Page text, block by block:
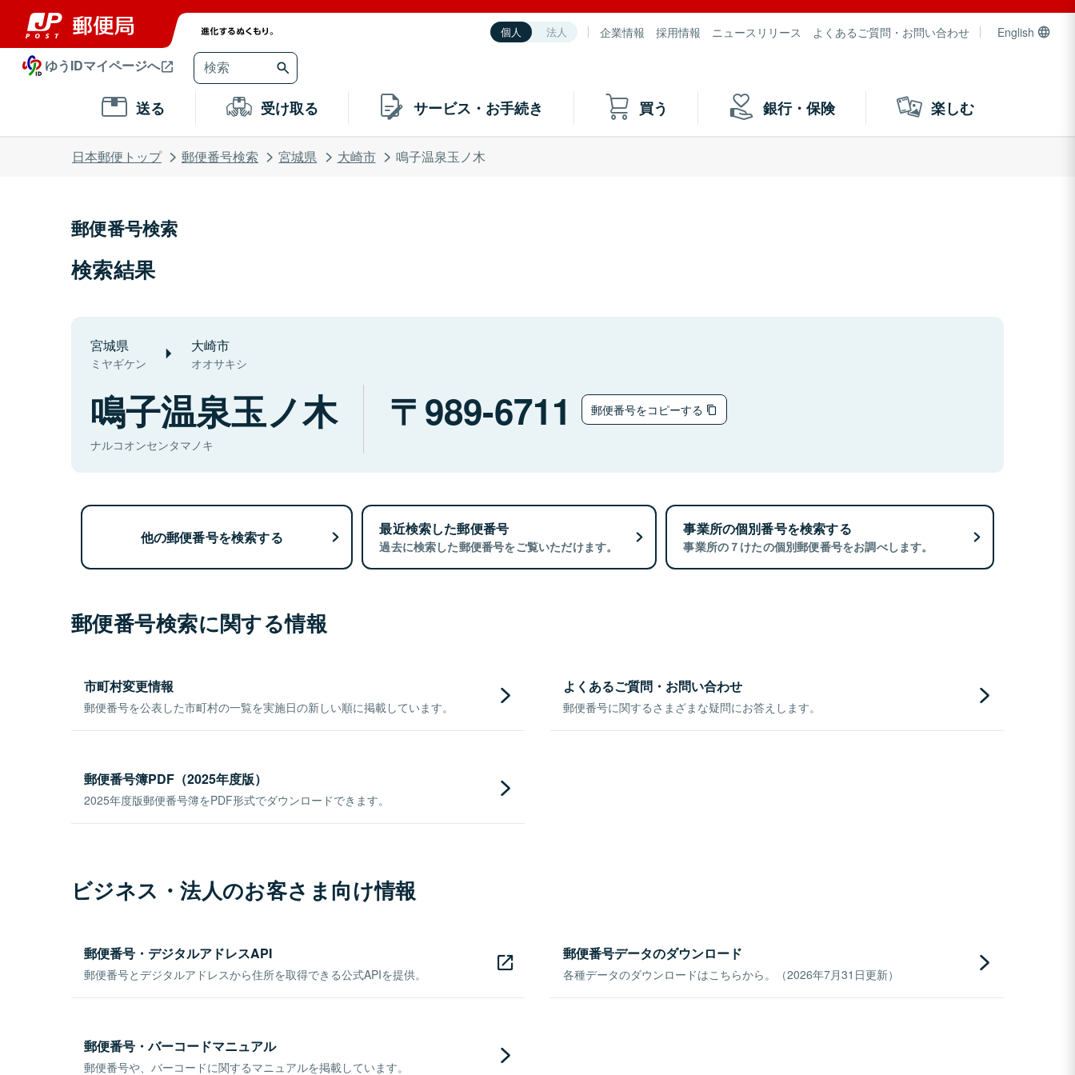
個人 法人 企業情報 採用情報 ニュースリリース よくあるご質問・お問い合わせ English
ゆうIDマイページへ
送る 受け取る サービス・お手続き 買う 銀行・保険 楽しむ
日本郵便トップ 郵便番号検索 宮城県 大崎市 鳴子温泉玉ノ木
郵便番号検索
検索結果
宮城県
ミヤギケン
大崎市
オオサキシ
鳴子温泉玉ノ木
ナルコオンセンタマノキ
989-6711 郵便番号をコピーする
他の郵便番号を検索する 最近検索した郵便番号
過去に検索した郵便番号をご覧いただけます。
事業所の個別番号を検索する
事業所の７けたの個別郵便番号をお調べします。
郵便番号検索に関する情報
市町村変更情報
郵便番号を公表した市町村の一覧を実施日の新しい順に掲載しています。
よくあるご質問・お問い合わせ
郵便番号に関するさまざまな疑問にお答えします。
郵便番号簿PDF（2025年度版）
2025年度版郵便番号簿をPDF形式でダウンロードできます。
ビジネス・法人のお客さま向け情報
郵便番号・デジタルアドレスAPI
郵便番号とデジタルアドレスから住所を取得できる公式APIを提供。
郵便番号データのダウンロード
各種データのダウンロードはこちらから。（2026年7月31日更新）
郵便番号・バーコードマニュアル
郵便番号や、バーコードに関するマニュアルを掲載しています。